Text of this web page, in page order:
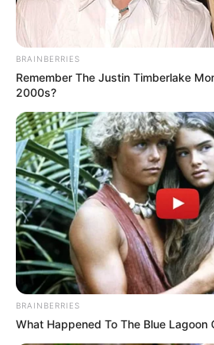
BRAINBERRIES
Remember The Justin Timberlake
2000s?
BRAINBERRIES
What Happened To The Blue Lagoon